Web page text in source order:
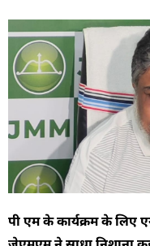
पी एम के कार्यक्रम के लिए